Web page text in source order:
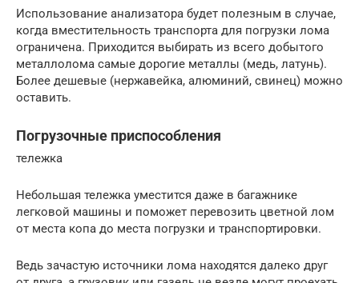
Использование анализатора будет полезным в случае,
когда вместительность транспорта для погрузки лома
ограничена. Приходится выбирать из всего добытого
металлолома самые дорогие металлы (медь, латунь).
Более дешевые (нержавейка, алюминий, свинец) можно
оставить.
Погрузочные приспособления
тележка
Небольшая тележка уместится даже в багажнике
легковой машины и поможет перевозить цветной лом
от места копа до места погрузки и транспортировки.
Ведь зачастую источники лома находятся далеко друг